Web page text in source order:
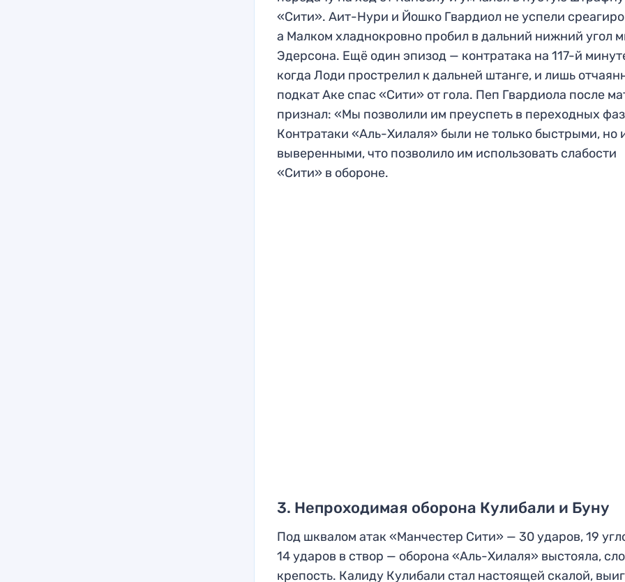
«Сити». Аит-Нури и Йошко Гвардиол не успели
а Малком хладнокровно пробил в дальний нижний угол
Эдерсона. Ещё один эпизод — контратака на 117-й
когда Лоди прострелил к дальней штанге, и лишь
подкат Аке спас «Сити» от гола. Пеп Гвардиола после
признал: «Мы позволили им преуспеть в переходных
Контратаки «Аль-Хилаля» были не только быстрыми, но
выверенными, что позволило им использовать слабости
«Сити» в обороне.
3. Непроходимая оборона Кулибали и Буну
Под шквалом атак «Манчестер Сити» — 30 ударов, 19
14 ударов в створ — оборона «Аль-Хилаля» выстояла,
крепость. Калиду Кулибали стал настоящей скалой,